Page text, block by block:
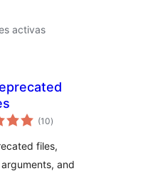
activas
(10total
de
)
files,
and